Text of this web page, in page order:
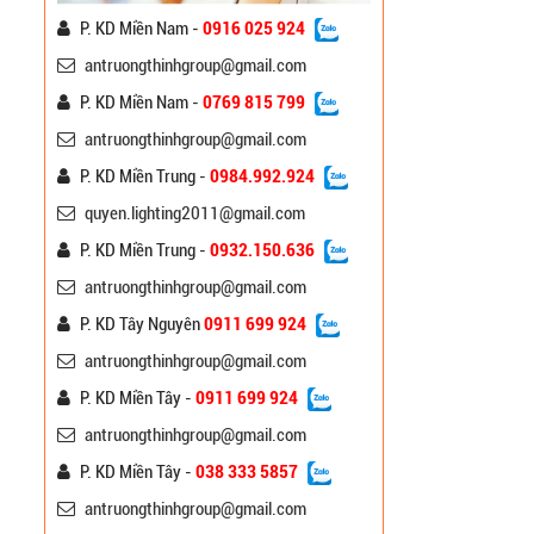
P. KD Miền Nam - 0916 025 924
antruongthinhgroup@gmail.com
P. KD Miền Nam - 0769 815 799
antruongthinhgroup@gmail.com
P. KD Miền Trung - 0984.992.924
quyen.lighting2011@gmail.com
P. KD Miền Trung - 0932.150.636
antruongthinhgroup@gmail.com
P. KD Tây Nguyên0911 699 924
antruongthinhgroup@gmail.com
P. KD Miền Tây - 0911 699 924
antruongthinhgroup@gmail.com
P. KD Miền Tây - 038 333 5857
antruongthinhgroup@gmail.com
Cột Đèn Đế Gang Trang
Trí Công Viên
Cột Đèn Đế Gang Trang
Trí ATT
Liên hệ
Kẽm ATT-10m